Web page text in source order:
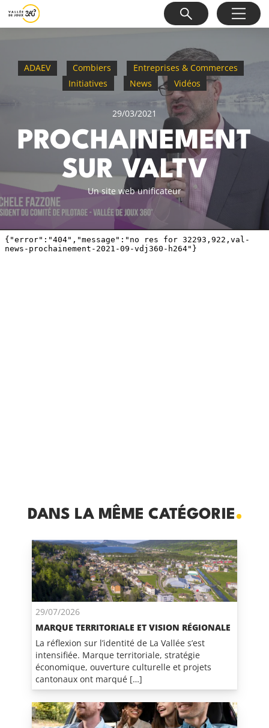
ADAEV Combiers
Entreprises & Commerces
Initiatives
News Vidéos
29/03/2021
PROCHAINEMENT
SUR VALTV
Un site web unificateur
DANS LA MÊME CATÉGORIE
29/07/2026
MARQUE TERRITORIALE ET VISION RÉGIONALE
La réflexion sur l’identité de La Vallée s’est
intensifiée. Marque territoriale, stratégie
économique, ouverture culturelle et projets
cantonaux ont marqué […]